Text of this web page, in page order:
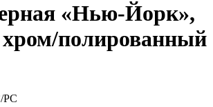
«Нью-Йорк»,
полированный
PC